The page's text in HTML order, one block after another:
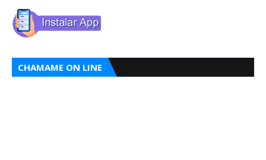
CHAMAME ON LINE